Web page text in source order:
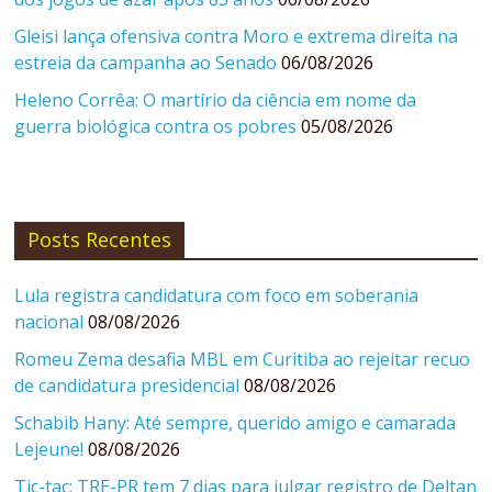
Gleisi lança ofensiva contra Moro e extrema direita na
estreia da campanha ao Senado 06/08/2026
Heleno Corrêa: O martírio da ciência em nome da
guerra biológica contra os pobres 05/08/2026
Posts Recentes
Lula registra candidatura com foco em soberania
nacional 08/08/2026
Romeu Zema desafia MBL em Curitiba ao rejeitar recuo
de candidatura presidencial 08/08/2026
Schabib Hany: Até sempre, querido amigo e camarada
Lejeune! 08/08/2026
Tic-tac: TRE-PR tem 7 dias para julgar registro de Deltan